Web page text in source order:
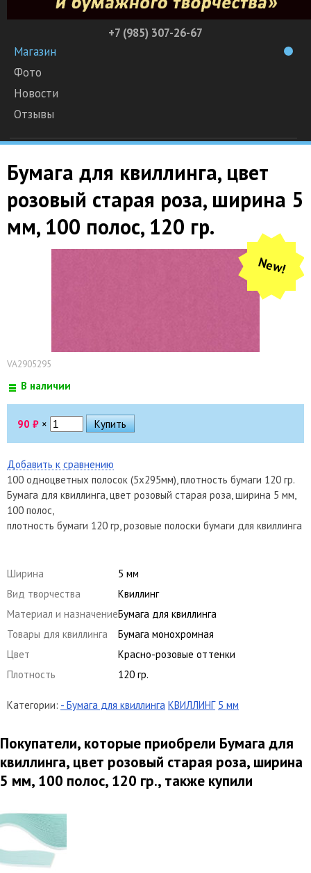
+7 (985) 307-26-67
Магазин
Фото
Новости
Отзывы
Бумага для квиллинга, цвет
розовый старая роза, ширина 5
мм, 100 полос, 120 гр.
New!
VA2905295
В наличии
90 ₽ ×
Добавить к сравнению
100 одноцветных полосок (5х295мм), плотность бумаги 120 гр.
Бумага для квиллинга, цвет розовый старая роза, ширина 5 мм,
100 полос,
плотность бумаги 120 гр, розовые полоски бумаги для квиллинга
Ширина
5 мм
Вид творчества
Квиллинг
Материал и назначениеБумага для квиллинга
Товары для квиллинга
Бумага монохромная
Цвет
Красно-розовые оттенки
Плотность
120 гр.
Категории: - Бумага для квиллинга КВИЛЛИНГ 5 мм
Покупатели, которые приобрели Бумага для
квиллинга, цвет розовый старая роза, ширина
5 мм, 100 полос, 120 гр., также купили